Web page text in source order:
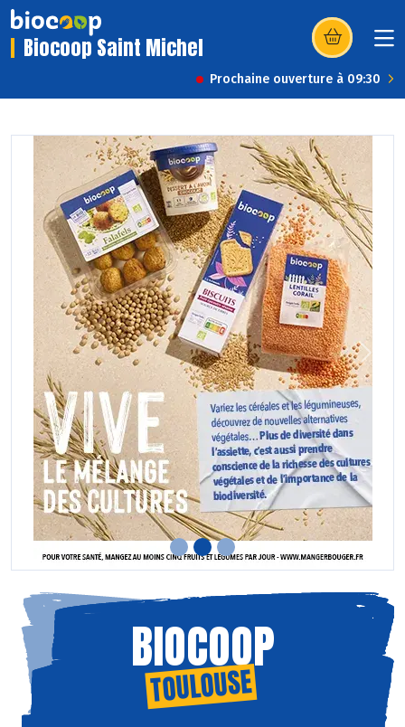
Biocoop Saint Michel (s’ouvre dans
Prochaine ouverture à 09:30
Previous Next
BIOCOOP
TOULOUSE